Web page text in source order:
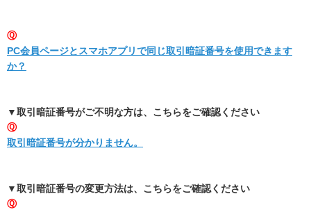
Ⓠ
PC会員ページとスマホアプリで同じ取引暗証番号を使用できます
か？
▼取引暗証番号がご不明な方は、こちらをご確認ください
Ⓠ
取引暗証番号が分かりません。
▼取引暗証番号の変更方法は、こちらをご確認ください
Ⓠ